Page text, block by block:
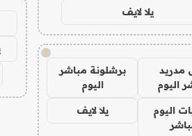
يلا لايف
!
مدريد
اليوم
برشلونة مباشر
اليوم
اليوم
يلا لايف